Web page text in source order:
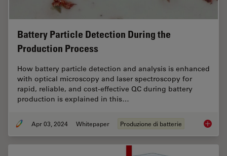
Battery Particle Detection During the
Production Process
How battery particle detection and analysis is enhanced
with optical microscopy and laser spectroscopy for
rapid, reliable, and cost-effective QC during battery
production is explained in this…
Apr 03, 2024 Whitepaper Produzione di batterie Battery